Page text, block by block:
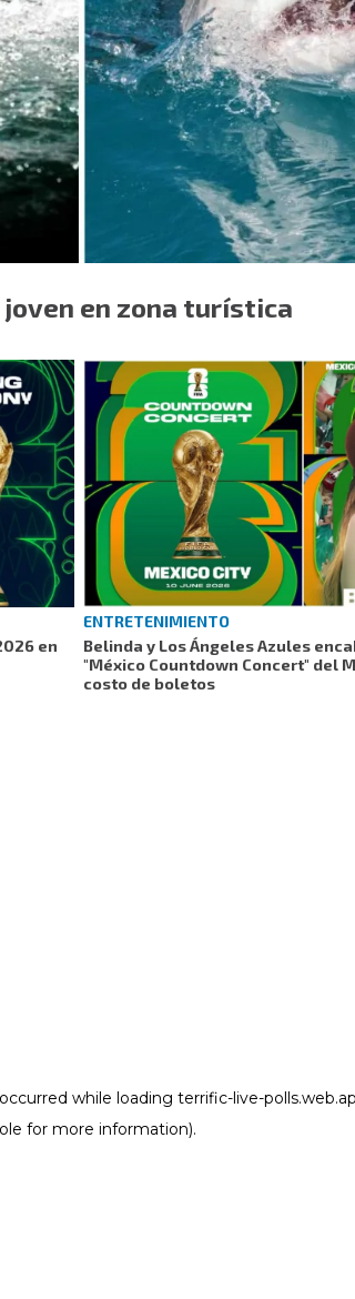
en zona turística
en
ENTRETENIMIENTO
Belinda y Los Ángeles Azules
"México Countdown Concert" del
costo de boletos